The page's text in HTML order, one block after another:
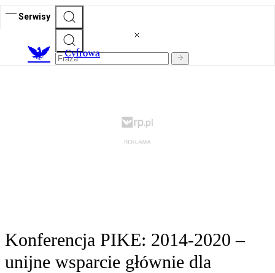
Serwisy
Cyfrowa
Konferencja PIKE: 2014-2020 –
unijne wsparcie głównie dla